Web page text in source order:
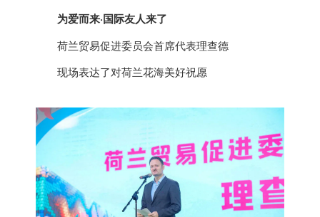
为爱而来·国际友人来了
荷兰贸易促进委员会首席代表理查德
现场表达了对荷兰花海美好祝愿